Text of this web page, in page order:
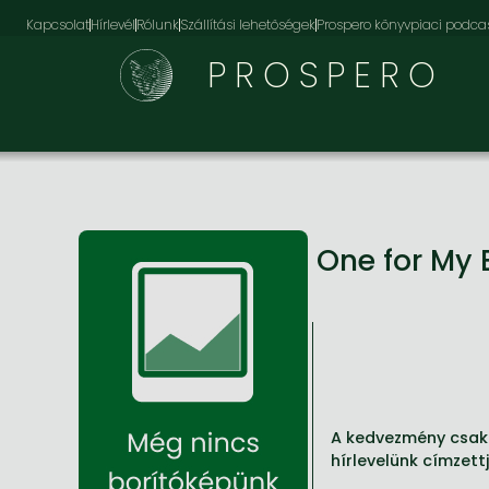
KapcsolatHírlevélRólunkSzállítási lehetőségekProspero könyvpiaci
PROSPERO
One for My
A kedvezmény
hírlevelünk